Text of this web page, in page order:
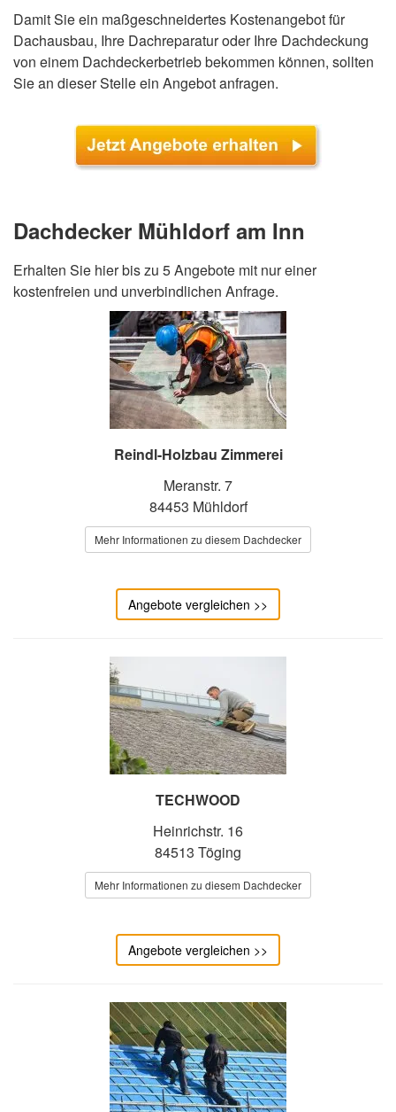
Damit Sie ein maßgeschneidertes Kostenangebot für
Dachausbau, Ihre Dachreparatur oder Ihre Dachdeckung
von einem Dachdeckerbetrieb bekommen können, sollten
Sie an dieser Stelle ein Angebot anfragen.
Dachdecker Mühldorf am Inn
Erhalten Sie hier bis zu 5 Angebote mit nur einer
kostenfreien und unverbindlichen Anfrage.
Reindl-Holzbau Zimmerei
Meranstr. 7
84453 Mühldorf
Mehr Informationen zu diesem Dachdecker
Angebote vergleichen >>
TECHWOOD
Heinrichstr. 16
84513 Töging
Mehr Informationen zu diesem Dachdecker
Angebote vergleichen >>